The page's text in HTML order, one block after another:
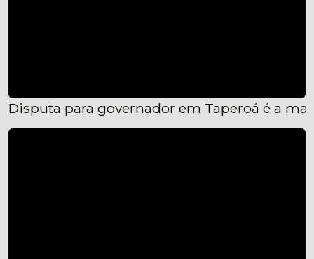
Disputa para governador em Taperoá é a